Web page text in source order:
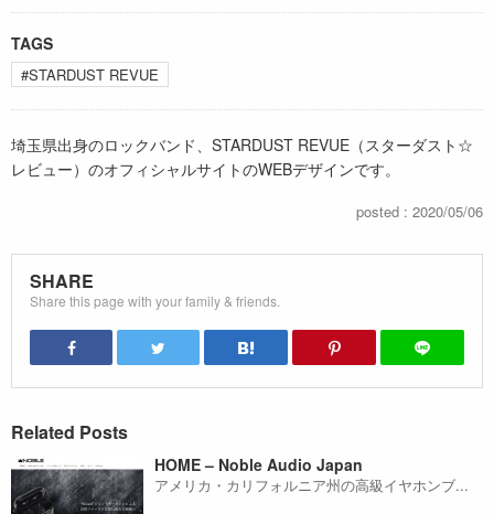
TAGS
#STARDUST REVUE
埼玉県出身のロックバンド、STARDUST REVUE（スターダスト☆
レビュー）のオフィシャルサイトのWEBデザインです。
posted : 2020/05/06
SHARE
Share this page with your family & friends.
Related Posts
HOME – Noble Audio Japan
アメリカ・カリフォルニア州の高級イヤホンブ...